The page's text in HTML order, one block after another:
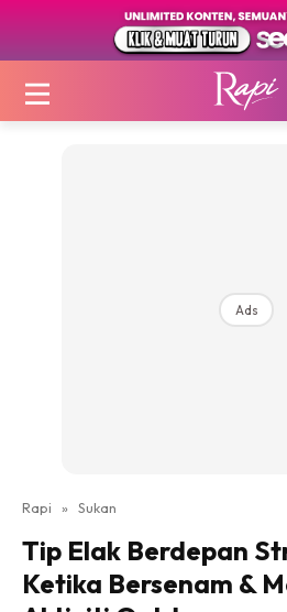
Login|
Nutrisi
Info COVID-19
Video
Ads
Rapi » Sukan
Tip Elak Berdepan
Ketika Bersenam &